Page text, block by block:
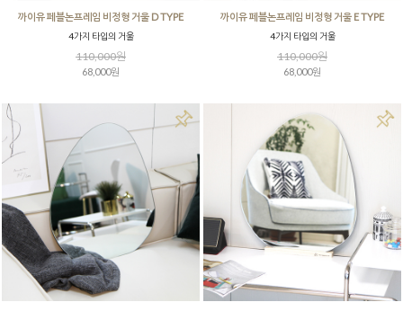
까이유 페블논프레임 비정형 거울 D TYPE
4가지 타입의 거울
110,000원
68,000원
까이유 페블논프레임 비정형 거울 E TYPE
4가지 타입의 거울
110,000원
68,000원